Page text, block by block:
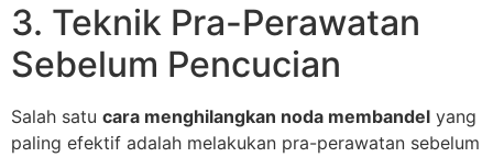
3. Teknik Pra-Perawatan
Sebelum Pencucian
Salah satu cara menghilangkan noda membandel yang
paling efektif adalah melakukan pra-perawatan sebelum